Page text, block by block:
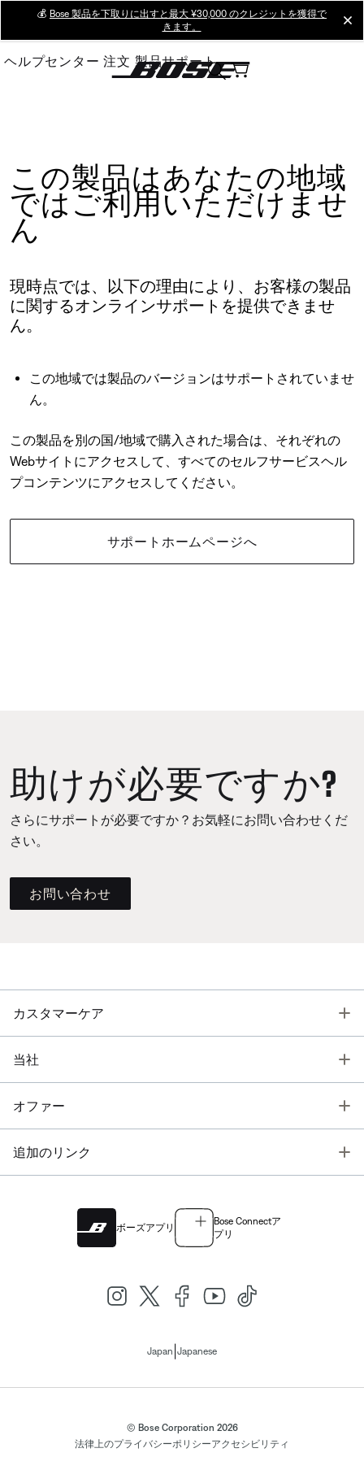
Main
💰 Bose 製品を下取りに出すと最大 ¥30,000 のクレジットを獲得で
きます。
ヘルプセンター 注文 製品サポート
この製品はあなたの地域
ではご利用いただけませ
ん
現時点では、以下の理由により、お客様の製品
に関するオンラインサポートを提供できませ
ん。
この地域では製品のバージョンはサポートされていませ
ん。
この製品を別の国/地域で購入された場合は、それぞれの
Webサイトにアクセスして、すべてのセルフサービスヘル
プコンテンツにアクセスしてください。
サポートホームページへ
助けが必要ですか?
さらにサポートが必要ですか？お気軽にお問い合わせくだ
さい。
お問い合わせ
カスタマーケア
当社
オファー
追加のリンク
ボーズアプリ
Bose Connectア
プリ
Japan Japanese
© Bose Corporation 2026
法律上のプライバシーポリシーアクセシビリティ